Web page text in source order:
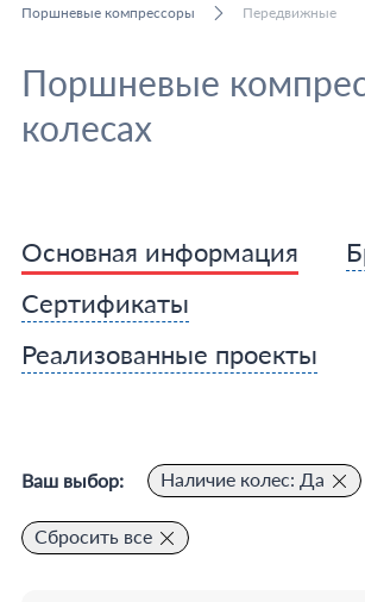
Поршневые компрессоры
Передвижные
Поршневые
колесах
Основная информация
Сертификаты
Реализованные проекты
Ваш выбор: Наличие колес: Да
Сбросить все